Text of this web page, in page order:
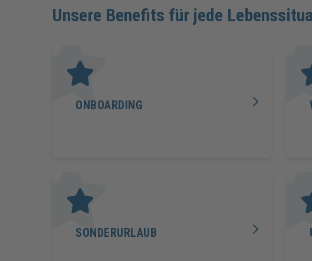
Unsere Benefits für jede
ONBOARDING
SONDERURLAUB